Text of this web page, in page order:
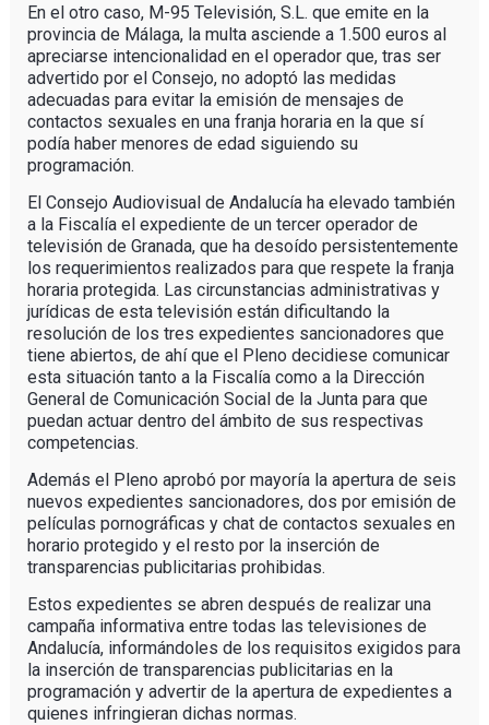
En el otro caso, M-95 Televisión, S.L. que emite en la
provincia de Málaga, la multa asciende a 1.500 euros al
apreciarse intencionalidad en el operador que, tras ser
advertido por el Consejo, no adoptó las medidas
adecuadas para evitar la emisión de mensajes de
contactos sexuales en una franja horaria en la que sí
podía haber menores de edad siguiendo su
programación.
El Consejo Audiovisual de Andalucía ha elevado también
a la Fiscalía el expediente de un tercer operador de
televisión de Granada, que ha desoído persistentemente
los requerimientos realizados para que respete la franja
horaria protegida. Las circunstancias administrativas y
jurídicas de esta televisión están dificultando la
resolución de los tres expedientes sancionadores que
tiene abiertos, de ahí que el Pleno decidiese comunicar
esta situación tanto a la Fiscalía como a la Dirección
General de Comunicación Social de la Junta para que
puedan actuar dentro del ámbito de sus respectivas
competencias.
Además el Pleno aprobó por mayoría la apertura de seis
nuevos expedientes sancionadores, dos por emisión de
películas pornográficas y chat de contactos sexuales en
horario protegido y el resto por la inserción de
transparencias publicitarias prohibidas.
Estos expedientes se abren después de realizar una
campaña informativa entre todas las televisiones de
Andalucía, informándoles de los requisitos exigidos para
la inserción de transparencias publicitarias en la
programación y advertir de la apertura de expedientes a
quienes infringieran dichas normas.